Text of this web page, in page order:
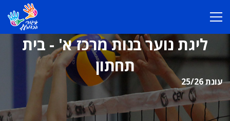
ליגת נוער בנות מרכז א' - בית
תחתון
עונת 25/26